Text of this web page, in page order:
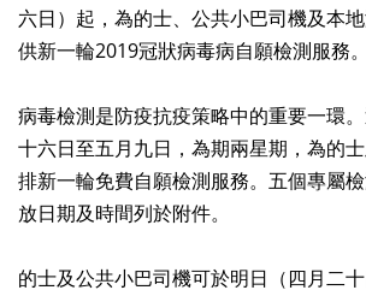
六日）起，為的士、公共小巴司機及本
供新一輪2019冠狀病毒病自願檢測服務。
病毒檢測是防疫抗疫策略中的重要一環
十六日至五月九日，為期兩星期，為的
排新一輪免費自願檢測服務。五個專屬
放日期及時間列於附件。
的士及公共小巴司機可於明日（四月二